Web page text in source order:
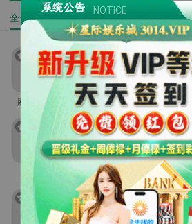
全部 收藏
麻将胡了 麻将胡了2 赏金船长
PA视讯 五龙捕鱼 财神捕鱼
系统公告 NOTICE